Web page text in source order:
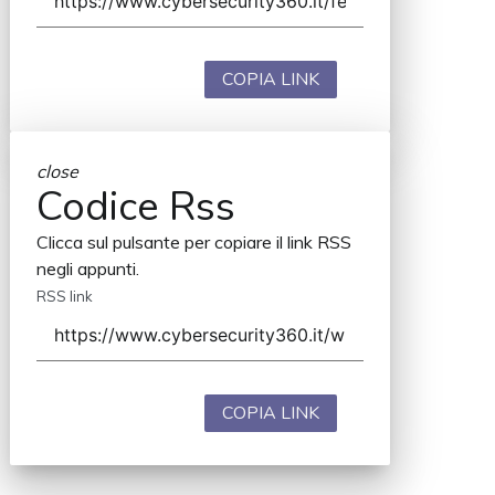
COPIA LINK
close
Codice Rss
Clicca sul pulsante per copiare il link RSS
negli appunti.
RSS link
COPIA LINK